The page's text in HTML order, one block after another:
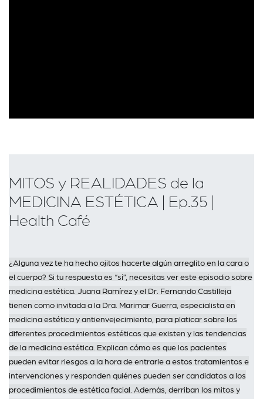
MITOS y REALIDADES de la
MEDICINA ESTÉTICA | Ep.35 |
Health Café
¿Alguna vez te ha hecho ojitos hacerte algún arreglito en la cara o
el cuerpo? Si tu respuesta es “sí”, necesitas ver este episodio sobre
medicina estética. Juana Ramírez y el Dr. Fernando Castilleja
tienen como invitada a la Dra. Marimar Guerra, especialista en
medicina estética y antienvejecimiento, para platicar sobre los
diferentes procedimientos estéticos que existen y las tendencias
de la medicina estética. Explican cómo es que los pacientes
pueden evitar riesgos a la hora de entrarle a estos tratamientos e
intervenciones y responden quiénes pueden ser candidatos a los
procedimientos de estética facial. Además, derriban los mitos y